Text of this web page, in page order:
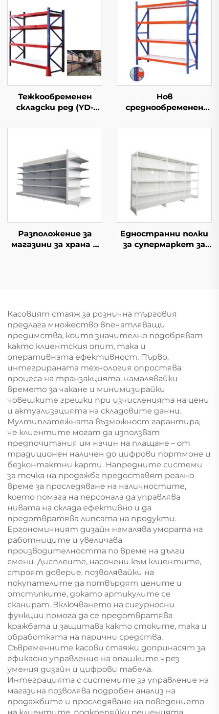
Тежкообременен
складски ред (YD-
Нов
среднообременен
Разположение за
магазини за храна и
Едностранни полки
за супермаркет за
Касовият стаяж за рознична търговия
предлага множество впечатляващи
предимства, които значително подобряват
както клиентския опит, така и
оперативната ефективност. Първо,
интегрираната технология опростява
процеса на транзакцията, намалявайки
времето за чакане и минимизирайки
човешките грешки при изчисленията на цени
и актуализацията на складовите данни.
Мултиплатежната възможност гарантира,
че клиентите могат да използват
предпочитания им начин на плащане – от
традиционен наличен до цифрови портмоне и
безконтактни карти. Напредните системи
за точка на продажба предоставят реално
време за проследяване на наличностите,
което помага на персонала да управлява
нивата на склада ефективно и да
предотвратява липсата на продукти.
Ергономичният дизайн намалява умората на
работниците и увеличава
производителността по време на дълги
смени. Дисплеите, насочени към клиентите,
строят доверие, позволявайки на
покупателите да потвърдят цените и
отстъпките, докато артикулите се
сканират. Включването на сигурносни
функции помога да се предотвратява
кражбата и защитава както стоките, така и
обработката на парични средства.
Съвременните касови стаяжи допринасят за
ефикасно управление на опашките чрез
умения дизайн и цифрови табела.
Интеграцията с системите за управление на
магазина позволява подробен анализ на
продажбите и проследяване на поведението